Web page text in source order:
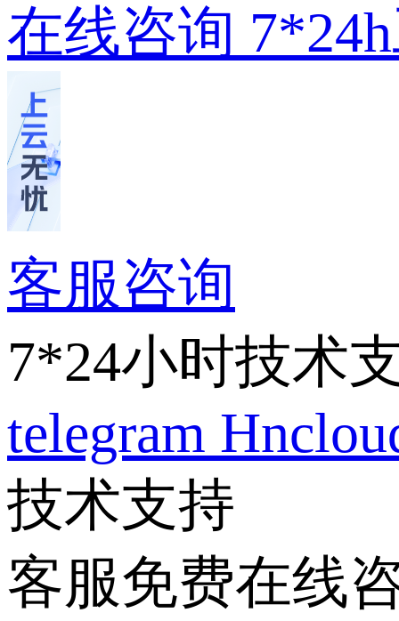
在线咨询
客服咨询
7*24小时技术
telegram
技术支持
客服免费在线